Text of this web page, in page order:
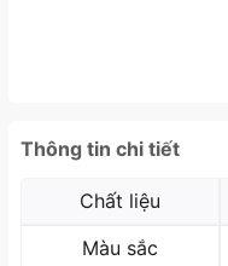
Thông tin chi tiết
Chất liệu
Màu sắc